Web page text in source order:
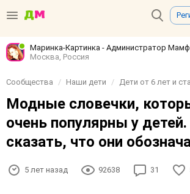
Маринка-Картинка - Администратор
Москва, Россия
Сообщества Наши дети Дети от 6 лет и
Модные словечки,
очень популярны у
сказать, что они
5 лет назад 92638 31